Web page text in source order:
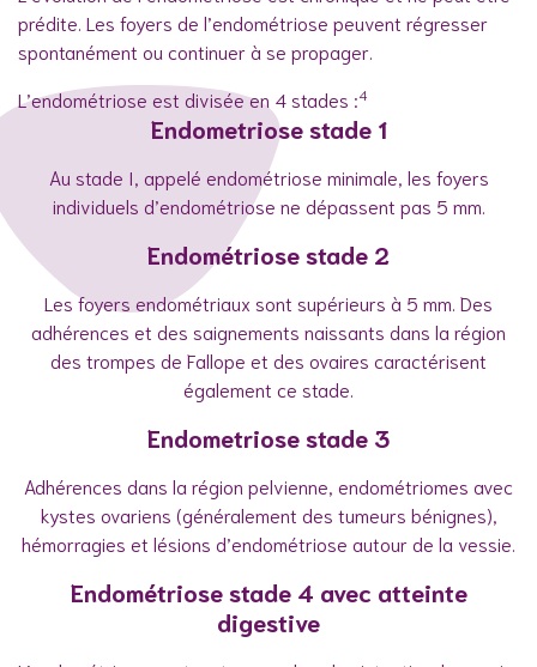
prédite. Les foyers de l’endométriose peuvent régresser
spontanément ou continuer à se propager.
L’endométriose est divisée en 4 stades :4
Endometriose stade 1
Au stade I, appelé endométriose minimale, les foyers
individuels d’endométriose ne dépassent pas 5 mm.
Endométriose stade 2
Les foyers endométriaux sont supérieurs à 5 mm. Des
adhérences et des saignements naissants dans la région
des trompes de Fallope et des ovaires caractérisent
également ce stade.
Endometriose stade 3
Adhérences dans la région pelvienne, endométriomes avec
kystes ovariens (généralement des tumeurs bénignes),
hémorragies et lésions d’endométriose autour de la vessie.
Endométriose stade 4 avec atteinte
digestive